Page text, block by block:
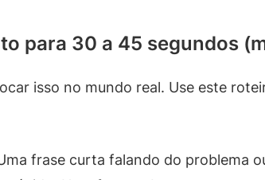
para 30 a 45 segundos
isso no mundo real. Use este
frase curta falando do problema